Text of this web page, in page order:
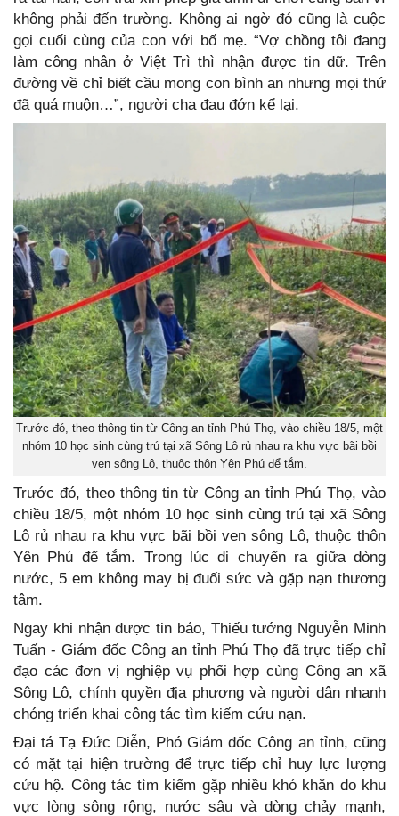
không phải đến trường. Không ai ngờ đó cũng là cuộc
gọi cuối cùng của con với bố mẹ. “Vợ chồng tôi đang
làm công nhân ở Việt Trì thì nhận được tin dữ. Trên
đường về chỉ biết cầu mong con bình an nhưng mọi thứ
đã quá muộn…”, người cha đau đớn kể lại.
Trước đó, theo thông tin từ Công an tỉnh Phú Thọ, vào chiều 18/5, một
nhóm 10 học sinh cùng trú tại xã Sông Lô rủ nhau ra khu vực bãi bồi
ven sông Lô, thuộc thôn Yên Phú để tắm.
Trước đó, theo thông tin từ Công an tỉnh Phú Thọ, vào
chiều 18/5, một nhóm 10 học sinh cùng trú tại xã Sông
Lô rủ nhau ra khu vực bãi bồi ven sông Lô, thuộc thôn
Yên Phú để tắm. Trong lúc di chuyển ra giữa dòng
nước, 5 em không may bị đuối sức và gặp nạn thương
tâm.
Ngay khi nhận được tin báo, Thiếu tướng Nguyễn Minh
Tuấn - Giám đốc Công an tỉnh Phú Thọ đã trực tiếp chỉ
đạo các đơn vị nghiệp vụ phối hợp cùng Công an xã
Sông Lô, chính quyền địa phương và người dân nhanh
chóng triển khai công tác tìm kiếm cứu nạn.
Đại tá Tạ Đức Diễn, Phó Giám đốc Công an tỉnh, cũng
có mặt tại hiện trường để trực tiếp chỉ huy lực lượng
cứu hộ. Công tác tìm kiếm gặp nhiều khó khăn do khu
vực lòng sông rộng, nước sâu và dòng chảy mạnh,